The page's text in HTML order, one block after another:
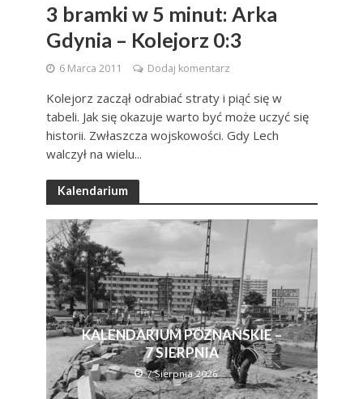
3 bramki w 5 minut: Arka
Gdynia – Kolejorz 0:3
6 Marca 2011 Dodaj komentarz
Kolejorz zaczął odrabiać straty i piąć się w
tabeli. Jak się okazuje warto być może uczyć się
historii. Zwłaszcza wojskowości. Gdy Lech
walczył na wielu...
Kalendarium
KALENDARIUM POZNAŃSKIE –
7 SIERPNIA
7 Sierpnia 2026